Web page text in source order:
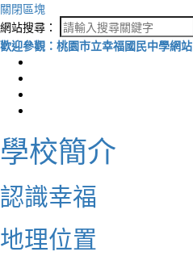
關閉區塊
網站搜尋：
歡迎參觀：桃園市立幸福國民中學網站
學校簡介
認識幸福
地理位置